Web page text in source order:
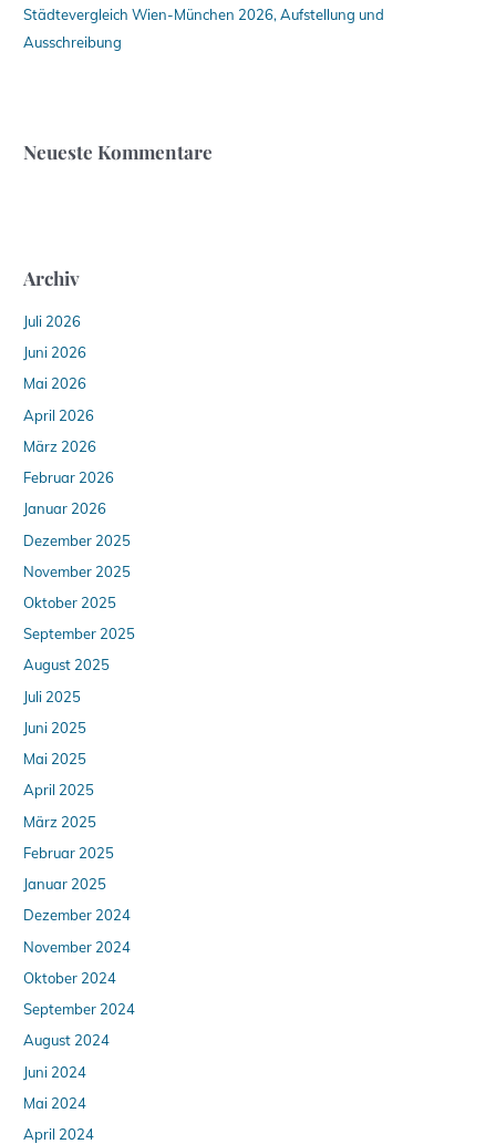
Städtevergleich Wien-München 2026, Aufstellung und
Ausschreibung
Neueste Kommentare
Archiv
Juli 2026
Juni 2026
Mai 2026
April 2026
März 2026
Februar 2026
Januar 2026
Dezember 2025
November 2025
Oktober 2025
September 2025
August 2025
Juli 2025
Juni 2025
Mai 2025
April 2025
März 2025
Februar 2025
Januar 2025
Dezember 2024
November 2024
Oktober 2024
September 2024
August 2024
Juni 2024
Mai 2024
April 2024